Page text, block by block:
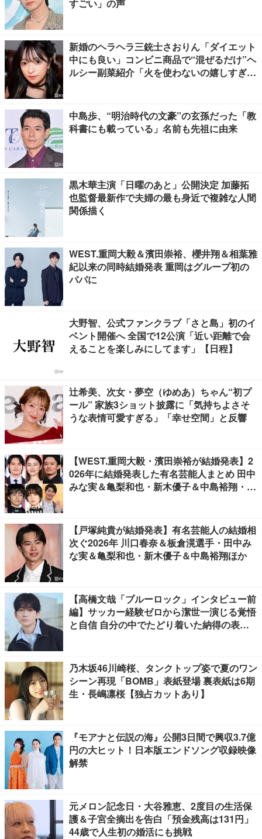
すごい」の声
新婚のヘラヘラ三銃士さおりん「ダイエット
中にも良い」コンビニ商品で“混ぜるだけ”ヘ
ルシー副菜紹介「火を使わないの嬉しすぎ
中島歩、“明治時代の文豪”の玄孫だった「教
科書にも載っている」名前も先祖に由来
黒木華主演「日曜のあと」公開決定 加藤拓
也監督最新作で夫婦の最も身近で複雑な人間
関係描く
WEST.重岡大毅＆濱田崇裕、櫻井翔＆相葉雅
紀以来の同時結婚発表 重岡はグループ初の
パパに
大野智、公式ファンクラブ「さと島」初のイ
ベント開催へ 全国で12公演「近い距離で会
えることを楽しみにしてます」【日程】
辻希美、次女・夢空（ゆめあ）ちゃん“初プ
ール” 家族3ショット披露に「気持ちよさそ
うな表情可愛すぎる」「幸せ空間」と反響
【WEST.重岡大毅・濱田崇裕が結婚発表】2
026年に結婚発表した有名芸能人まとめ 田中
みな実＆亀梨和也・新木優子＆中島裕翔・川
【戸塚純貴が結婚発表】有名芸能人の結婚相
次ぐ2026年 川口春奈＆板倉滉選手・田中み
な実＆亀梨和也・新木優子＆中島裕翔ほか
【高橋文哉「ブルーロック」インタビュー前
編】サッカー経験ゼロから潔世一演じる覚悟
と自信 自分の中でたどり着いた納得の表現
乃木坂46川崎桜、タンクトップ姿で夏のワン
シーン再現「BOMB」表紙登場 裏表紙は6期
生・長嶋凛桜【独占カットあり】
『モアナと伝説の海』公開3日間で興収3.7億
円の大ヒット！日本版エンドソング収録映像
解禁
元メロン記念日・大谷雅恵、2度目の生活保
護＆子宮全摘出を告白「預金残高は131円」
44歳で人生初の婚活にも挑戦